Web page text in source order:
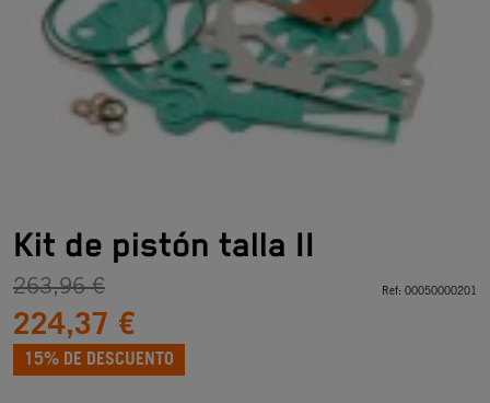
Kit de pistón talla II
263,96 €
224,37 €
15% DE DESCUENTO
Ref: 00050000201